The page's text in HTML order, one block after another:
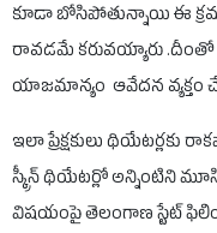
కూడా బోసిపోతున్నాయి ఈ
రావడమే కరువయ్యారు
యాజమాన్యం ఆవేదన వ్యక్తం
ఇలా ప్రేక్షకులు
స్క్రీన్ థియేటర్లో అన్నింటిని
విషయంపై తెలంగాణ స్టేట్